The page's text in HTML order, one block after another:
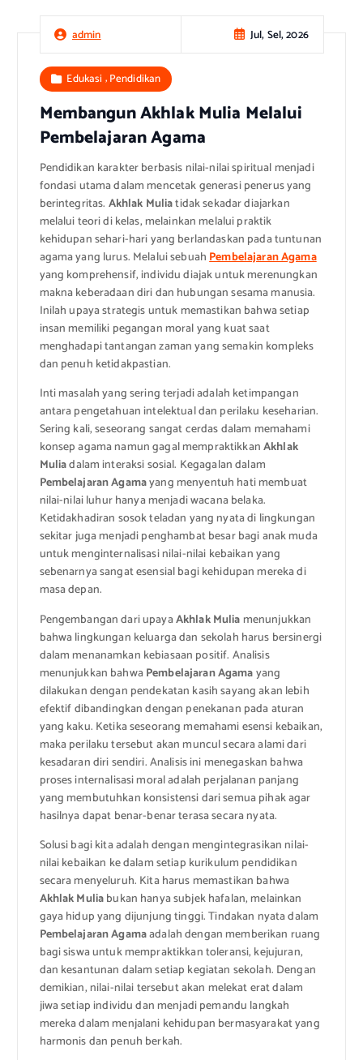
admin Jul, Sel, 2026
Edukasi,Pendidikan
Membangun Akhlak Mulia Melalui
Pembelajaran Agama
Pendidikan karakter berbasis nilai-nilai spiritual menjadi
fondasi utama dalam mencetak generasi penerus yang
berintegritas. Akhlak Muliatidak sekadar diajarkan
melalui teori di kelas, melainkan melalui praktik
kehidupan sehari-hari yang berlandaskan pada tuntunan
agama yang lurus. Melalui sebuahPembelajaran Agama
yang komprehensif, individu diajak untuk merenungkan
makna keberadaan diri dan hubungan sesama manusia.
Inilah upaya strategis untuk memastikan bahwa setiap
insan memiliki pegangan moral yang kuat saat
menghadapi tantangan zaman yang semakin kompleks
dan penuh ketidakpastian.
Inti masalah yang sering terjadi adalah ketimpangan
antara pengetahuan intelektual dan perilaku keseharian.
Sering kali, seseorang sangat cerdas dalam memahami
konsep agama namun gagal mempraktikkanAkhlak
Muliadalam interaksi sosial. Kegagalan dalam
Pembelajaran Agamayang menyentuh hati membuat
nilai-nilai luhur hanya menjadi wacana belaka.
Ketidakhadiran sosok teladan yang nyata di lingkungan
sekitar juga menjadi penghambat besar bagi anak muda
untuk menginternalisasi nilai-nilai kebaikan yang
sebenarnya sangat esensial bagi kehidupan mereka di
masa depan.
Pengembangan dari upayaAkhlak Muliamenunjukkan
bahwa lingkungan keluarga dan sekolah harus bersinergi
dalam menanamkan kebiasaan positif. Analisis
menunjukkan bahwaPembelajaran Agamayang
dilakukan dengan pendekatan kasih sayang akan lebih
efektif dibandingkan dengan penekanan pada aturan
yang kaku. Ketika seseorang memahami esensi kebaikan,
maka perilaku tersebut akan muncul secara alami dari
kesadaran diri sendiri. Analisis ini menegaskan bahwa
proses internalisasi moral adalah perjalanan panjang
yang membutuhkan konsistensi dari semua pihak agar
hasilnya dapat benar-benar terasa secara nyata.
Solusi bagi kita adalah dengan mengintegrasikan nilai-
nilai kebaikan ke dalam setiap kurikulum pendidikan
secara menyeluruh. Kita harus memastikan bahwa
Akhlak Muliabukan hanya subjek hafalan, melainkan
gaya hidup yang dijunjung tinggi. Tindakan nyata dalam
Pembelajaran Agamaadalah dengan memberikan ruang
bagi siswa untuk mempraktikkan toleransi, kejujuran,
dan kesantunan dalam setiap kegiatan sekolah. Dengan
demikian, nilai-nilai tersebut akan melekat erat dalam
jiwa setiap individu dan menjadi pemandu langkah
mereka dalam menjalani kehidupan bermasyarakat yang
harmonis dan penuh berkah.